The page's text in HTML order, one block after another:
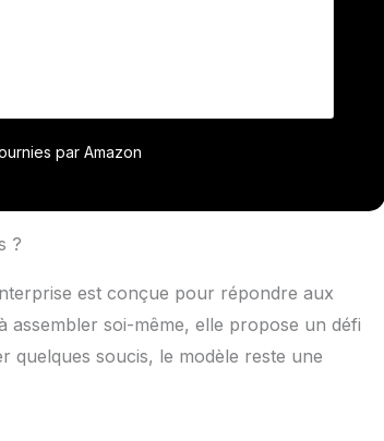
et des fenêtres à bord soucoupe
Assemblage facile : le kit de niveau
en couleur et des
de 10 ans et plus Style moderne :
affiché : comprend une base dôme
par Amazon
?
est conçue pour répondre aux
assembler soi-même, elle propose un défi
quelques soucis, le modèle reste une